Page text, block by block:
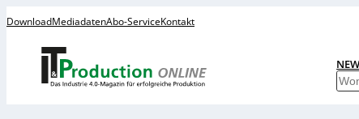
DownloadMediadatenAbo-ServiceKontakt
S